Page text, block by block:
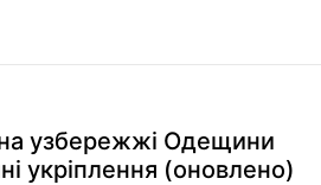
на узбережжі Одещини
укріплення (оновлено)